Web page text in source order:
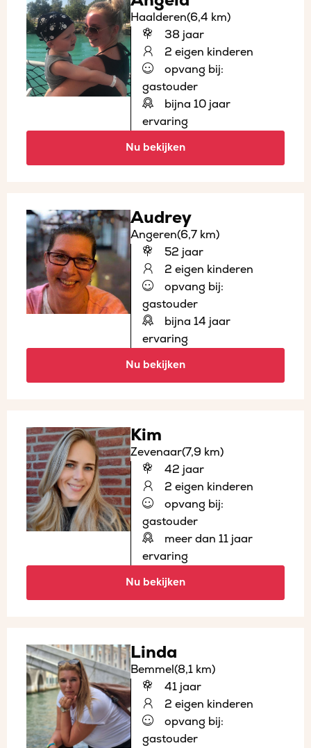
Haalderen(6,4 km)
38 jaar
2 eigen kinderen
opvang bij:
gastouder
bijna 10 jaar
ervaring
Nu bekijken
Audrey
Angeren(6,7 km)
52 jaar
2 eigen kinderen
opvang bij:
gastouder
bijna 14 jaar
ervaring
Nu bekijken
Kim
Zevenaar(7,9 km)
42 jaar
2 eigen kinderen
opvang bij:
gastouder
meer dan 11 jaar
ervaring
Nu bekijken
Linda
Bemmel(8,1 km)
41 jaar
2 eigen kinderen
opvang bij:
gastouder